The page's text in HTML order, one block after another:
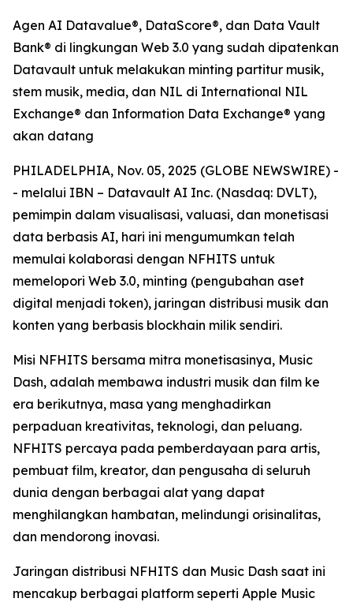
Agen AI Datavalue®, DataScore®, dan Data Vault
Bank® di lingkungan Web 3.0 yang sudah dipatenkan
Datavault untuk melakukan minting partitur musik,
stem musik, media, dan NIL di International NIL
Exchange® dan Information Data Exchange® yang
akan datang
PHILADELPHIA, Nov. 05, 2025 (GLOBE NEWSWIRE) -
- melalui IBN – Datavault AI Inc. (Nasdaq: DVLT),
pemimpin dalam visualisasi, valuasi, dan monetisasi
data berbasis AI, hari ini mengumumkan telah
memulai kolaborasi dengan NFHITS untuk
memelopori Web 3.0, minting (pengubahan aset
digital menjadi token), jaringan distribusi musik dan
konten yang berbasis blockhain milik sendiri.
Misi NFHITS bersama mitra monetisasinya, Music
Dash, adalah membawa industri musik dan film ke
era berikutnya, masa yang menghadirkan
perpaduan kreativitas, teknologi, dan peluang.
NFHITS percaya pada pemberdayaan para artis,
pembuat film, kreator, dan pengusaha di seluruh
dunia dengan berbagai alat yang dapat
menghilangkan hambatan, melindungi orisinalitas,
dan mendorong inovasi.
Jaringan distribusi NFHITS dan Music Dash saat ini
mencakup berbagai platform seperti Apple Music